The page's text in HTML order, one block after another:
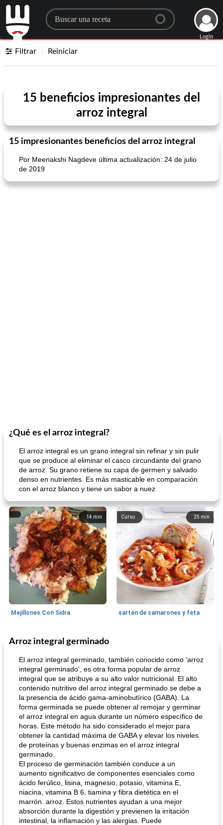
Search for a recipe
Login
Filtrar Reiniciar
15 beneficios impresionantes del
arroz integral
15 impresionantes beneficios del arroz integral
Por Meenakshi Nagdeve última actualización: 24 de julio
de 2019
¿Qué es el arroz integral?
El arroz integral es un grano integral sin refinar y sin pulir
que se produce al eliminar el casco circundante del grano
de arroz. Su grano retiene su capa de germen y salvado
denso en nutrientes. Es más masticable en comparación
con el arroz blanco y tiene un sabor a nuez
14 min
Mejillones Con Sidra
25 min
Curso
sartén de camarones y feta
80min
Sopas, Guisos Y Chili
sopa de lentejas negras del chef john
Arroz integral germinado
El arroz integral germinado, también conocido como 'arroz
integral germinado', es otra forma popular de arroz
integral que se atribuye a su alto valor nutricional. El alto
contenido nutritivo del arroz integral germinado se debe a
la presencia de ácido gama-aminobutírico (GABA). La
forma germinada se puede obtener al remojar y germinar
el arroz integral en agua durante un número específico de
horas. Este método ha sido considerado el mejor para
obtener la cantidad máxima de GABA y elevar los niveles
de proteínas y buenas enzimas en el arroz integral
germinado.
El proceso de germinación también conduce a un
aumento significativo de componentes esenciales como
ácido ferúlico, lisina, magnesio, potasio, vitamina E,
niacina, vitamina B 6, tiamina y fibra dietética en el
marrón. arroz. Estos nutrientes ayudan a una mejor
absorción durante la digestión y previenen la irritación
intestinal, la inflamación y las alergias. Puede